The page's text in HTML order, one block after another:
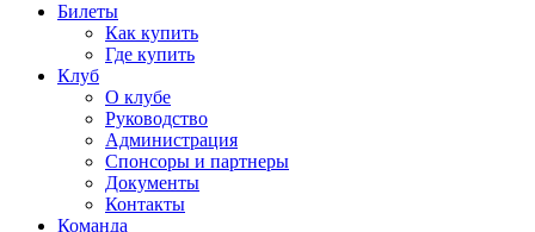
Билеты
Как купить
Где купить
Клуб
О клубе
Руководство
Администрация
Спонсоры и партнеры
Документы
Контакты
Команда